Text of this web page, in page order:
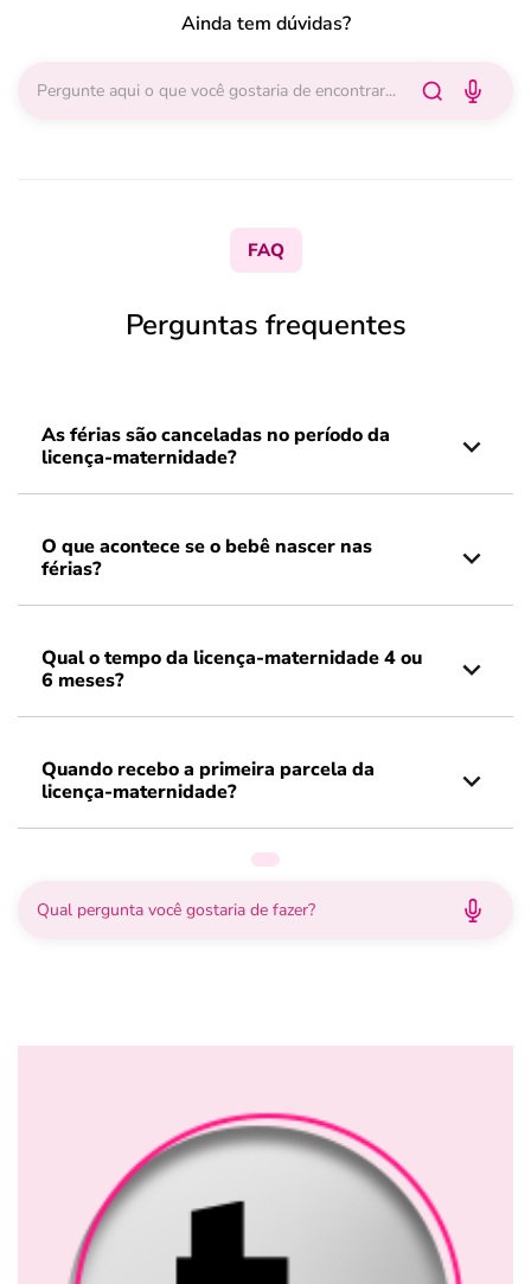
Ainda tem dúvidas?
FAQ
Perguntas frequentes
As férias são canceladas no período da
licença-maternidade?
O que acontece se o bebê nascer nas
férias?
Qual o tempo da licença-maternidade 4 ou
6 meses?
Quando recebo a primeira parcela da
licença-maternidade?